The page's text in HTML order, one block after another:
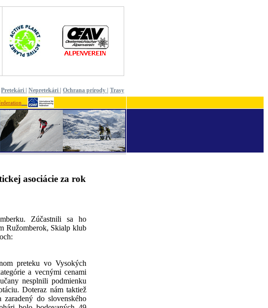
Pretekári Nepretekári Ochrana prírody Trasy
asociácie za rok
Zúčastnili sa ho
Ružomberok, Skialp klub
preteku vo Vysokých
a vecnými cenami
nesplnili podmienku
Doteraz nám taktiež
do slovenského